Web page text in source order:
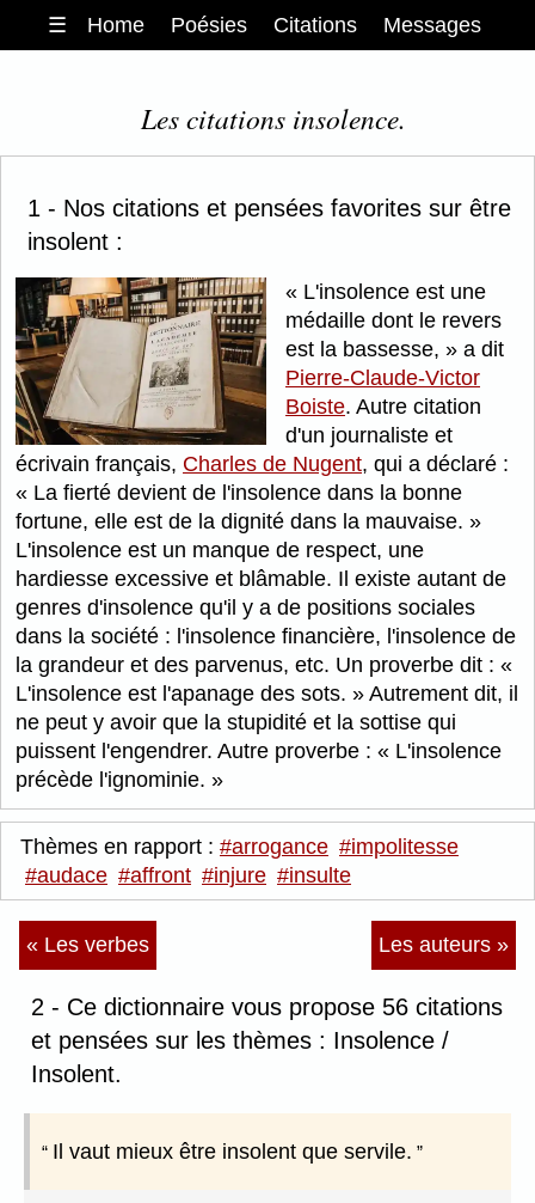
☰ Home Poésies Citations Messages
Les citations insolence.
1 - Nos citations et pensées favorites sur être
insolent :
L'insolence est une
médaille dont le revers
est la bassesse,
a dit
Pierre-Claude-Victor
Boiste. Autre citation
d'un journaliste et
écrivain français, Charles de Nugent, qui a déclaré :
La fierté devient de l'insolence dans la bonne
fortune, elle est de la dignité dans la mauvaise.
L'insolence est un manque de respect, une
hardiesse excessive et blâmable. Il existe autant de
genres d'insolence qu'il y a de positions sociales
dans la société : l'insolence financière, l'insolence de
la grandeur et des parvenus, etc. Un proverbe dit :
L'insolence est l'apanage des sots.
Autrement dit, il
ne peut y avoir que la stupidité et la sottise qui
puissent l'engendrer. Autre proverbe :
L'insolence
précède l'ignominie.
Thèmes en rapport : #arrogance #impolitesse
#audace #affront #injure #insulte
« Les verbes Les auteurs »
2 - Ce dictionnaire vous propose 56 citations
et pensées sur les thèmes : Insolence /
Insolent.
Il vaut mieux être insolent que servile.